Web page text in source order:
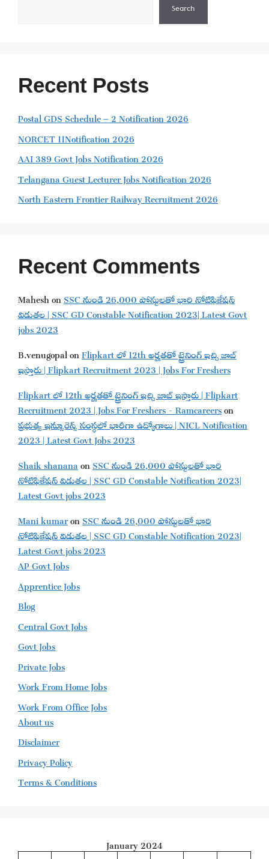
Search
Recent Posts
Postal GDS Schedule – 2 Notification 2026
NORCET 11Notification 2026
AAI 389 Govt Jobs Notification 2026
Telangana Guest Lecturer Jobs Notification 2026
North Eastern Frontier Railway Recruitment 2026
Recent Comments
MaheshonSSC నుండి 26,000 పోస్టులతో భారి నోటిఫికేషన్
విడుతల | SSC GD Constable Notification 2023| Latest Govt
jobs 2023
B.venugopalonFlipkart లో 12th అర్హతతో ట్రైనింగ్ ఇచ్చి జాబ్
ఇస్తారు | Flipkart Recruitment 2023 | Jobs For Freshers
Flipkart లో 12th అర్హతతో ట్రైనింగ్ ఇచ్చి జాబ్ ఇస్తారు | Flipkart
Recruitment 2023 | Jobs For Freshers - Ramcareerson
ప్రభుత్వ ఇన్సూరెన్స్ సంస్థలో భారీగా ఉద్యోగాలు | NICL Notification
2023 | Latest Govt Jobs 2023
Shaik shananaonSSC నుండి 26,000 పోస్టులతో భారి
నోటిఫికేషన్ విడుతల | SSC GD Constable Notification 2023|
Latest Govt jobs 2023
Mani kumaronSSC నుండి 26,000 పోస్టులతో భారి
నోటిఫికేషన్ విడుతల | SSC GD Constable Notification 2023|
Latest Govt jobs 2023
AP Govt Jobs
Apprentice Jobs
Blog
Central Govt Jobs
Govt Jobs
Private Jobs
Work From Home Jobs
Work From Office Jobs
About us
Disclaimer
Privacy Policy
Terms & Conditions
January 2024